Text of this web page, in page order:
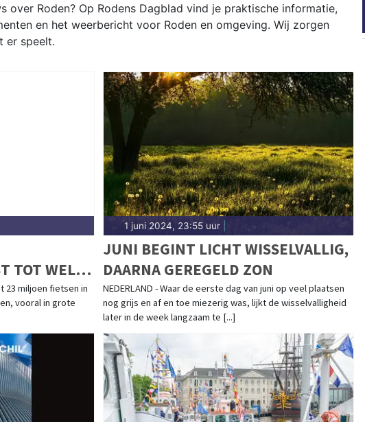
over Roden? Op Rodens Dagblad vind je praktische informatie,
en het weerbericht voor Roden en omgeving. Wij zorgen
er speelt.
en evenementen als de Roder Markt tot het weersbericht voor
van Drenthe.
TOT WEL
23 miljoen fietsen in
vooral in grote
1 juni 2024, 23:55 uur|
JUNI BEGINT LICHT WISSELVALLIG,
DAARNA GEREGELD ZON
NEDERLAND - Waar de eerste dag van juni op veel plaatsen
nog grijs en af en toe miezerig was, lijkt de wisselvalligheid
later in de week langzaam te [...]